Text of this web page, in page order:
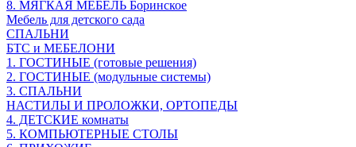
8. МЯГКАЯ МЕБЕЛЬ Боринское
Мебель для детского сада
СПАЛЬНИ
БТС и МЕБЕЛОНИ
1. ГОСТИНЫЕ (готовые решения)
2. ГОСТИНЫЕ (модульные системы)
3. СПАЛЬНИ
НАСТИЛЫ И ПРОЛОЖКИ, ОРТОПЕДЫ
4. ДЕТСКИЕ комнаты
5. КОМПЬЮТЕРНЫЕ СТОЛЫ